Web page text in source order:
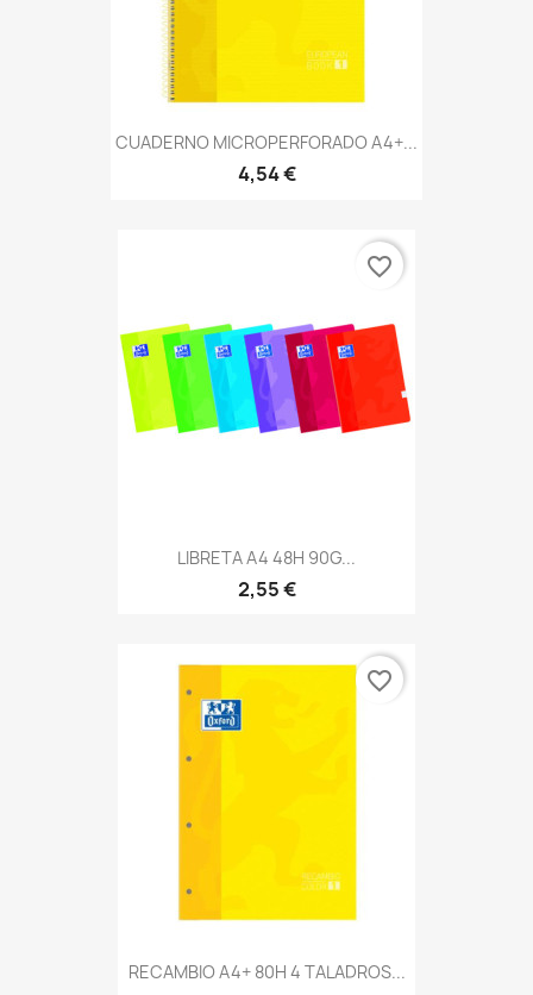
CUADERNO MICROPERFORADO A4+...
4,54 €
LIBRETA A4 48H 90G...
2,55 €
favorite_border
RECAMBIO A4+ 80H 4 TALADROS...
favorite_border